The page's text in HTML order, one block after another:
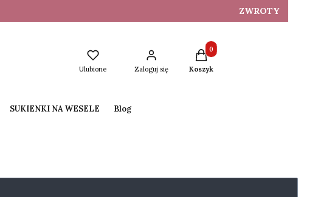
ZWROTY
Ulubione Zaloguj się
Produkty w koszyku: 0. Zobacz
Koszyk
SUKIENKI NA WESELE Blog